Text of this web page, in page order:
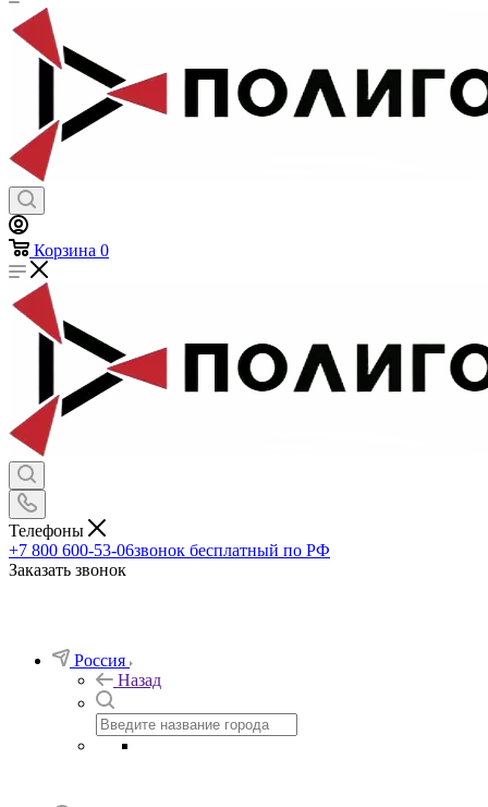
Корзина 0
Телефоны
+7 800 600-53-06звонок бесплатный по РФ
Заказать звонок
Россия
Назад